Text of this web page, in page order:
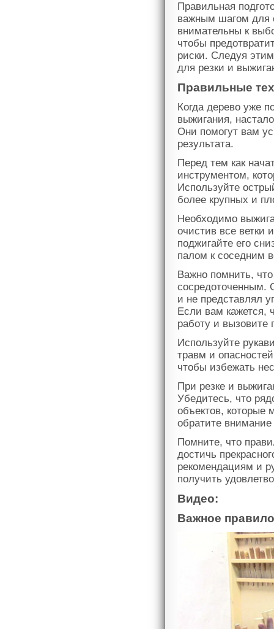
Правильная
важным шагом для
внимательны к
чтобы
риски. Следуя
для резки и
Правильные
Когда дерево уже
выжигания,
Они помогут вам
результата.
Перед тем как
инструментом,
Используйте
более крупных и
Необходимо
очистив все ветки
поджигайте его
палом к соседним
Важно помнить,
сосредоточенным.
и не представлял
Если вам кажется,
работу и вызовите
Используйте
травм и
чтобы избежать
При резке и
Убедитесь, что
объектов, которые
обратите
Помните, что
достичь
рекомендациям и
получить
Видео:
Важное